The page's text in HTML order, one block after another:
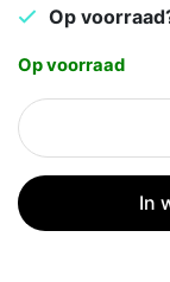
Op
Op voorraad
Apple
iPhone
Pro
1TB
In